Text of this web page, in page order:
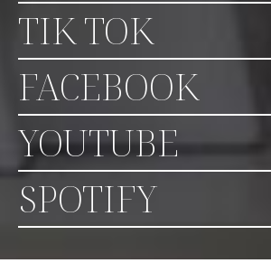
TIK TOK
FACEBOOK
YOUTUBE
SPOTIFY